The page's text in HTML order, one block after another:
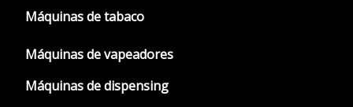
Máquinas de tabaco
Máquinas de vapeadores
Máquinas de dispensing